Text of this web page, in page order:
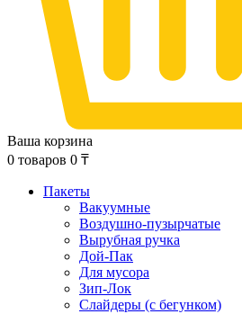
Ваша корзина
0 товаров 0 ₸
Пакеты
Вакуумные
Воздушно-пузырчатые
Вырубная ручка
Дой-Пак
Для мусора
Зип-Лок
Слайдеры (с бегунком)